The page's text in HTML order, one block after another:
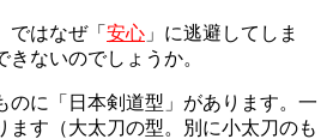
ではなぜ「 安心 」に逃避してしま
ないのでしょうか。
のに「日本剣道型」があります。一
ます（大太刀の型。別に小太刀のも